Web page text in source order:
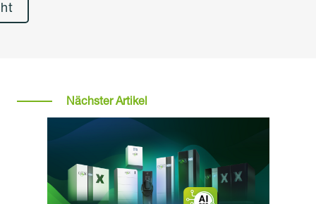
Nächster Artikel